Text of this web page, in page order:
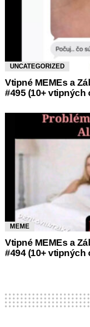
UNCATEGORIZED
Vtipné MEMEs a
#495 (10+ vtipných
MEME
Vtipné MEMEs a
#494 (10+ vtipných